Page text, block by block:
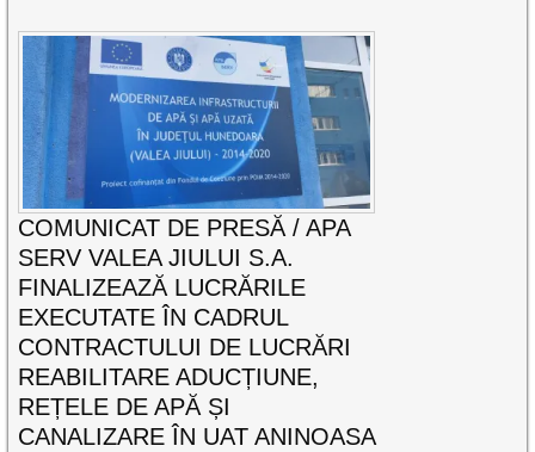
COMUNICAT DE PRESĂ / APA
SERV VALEA JIULUI S.A.
FINALIZEAZĂ LUCRĂRILE
EXECUTATE ÎN CADRUL
CONTRACTULUI DE LUCRĂRI
REABILITARE ADUCȚIUNE,
REȚELE DE APĂ ȘI
CANALIZARE ÎN UAT ANINOASA